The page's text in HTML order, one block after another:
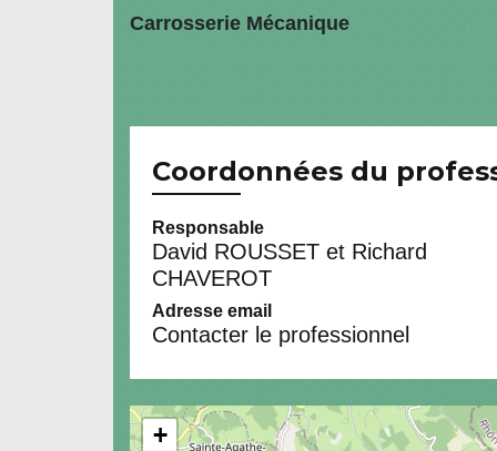
Carrosserie Mécanique
Coordonnées du
Responsable
David ROUSSET et Richard
CHAVEROT
Adresse email
Contacter le professionnel
+